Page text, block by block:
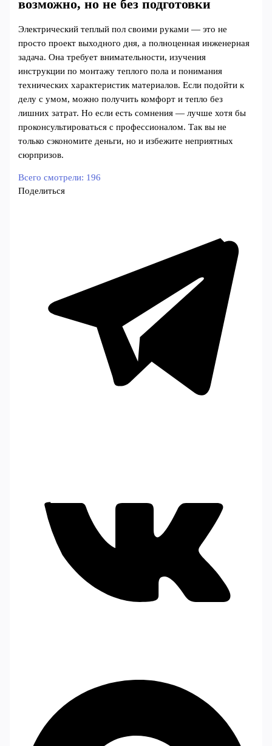
возможно, но не без подготовки
Электрический теплый пол своими руками — это не
просто проект выходного дня, а полноценная инженерная
задача. Она требует внимательности, изучения
инструкции по монтажу теплого пола и понимания
технических характеристик материалов. Если подойти к
делу с умом, можно получить комфорт и тепло без
лишних затрат. Но если есть сомнения — лучше хотя бы
проконсультироваться с профессионалом. Так вы не
только сэкономите деньги, но и избежите неприятных
сюрпризов.
Всего смотрели: 196
Поделиться